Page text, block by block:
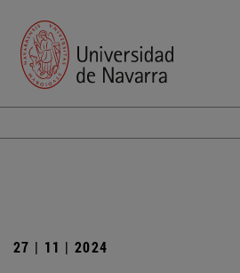
27 | 11 | 2024